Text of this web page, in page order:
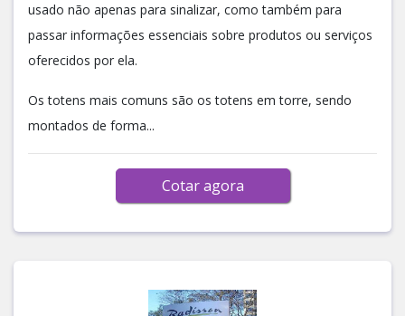
usado não apenas para sinalizar, como também para
passar informações essenciais sobre produtos ou serviços
oferecidos por ela.
Os totens mais comuns são os totens em torre, sendo
montados de forma...
Cotar agora